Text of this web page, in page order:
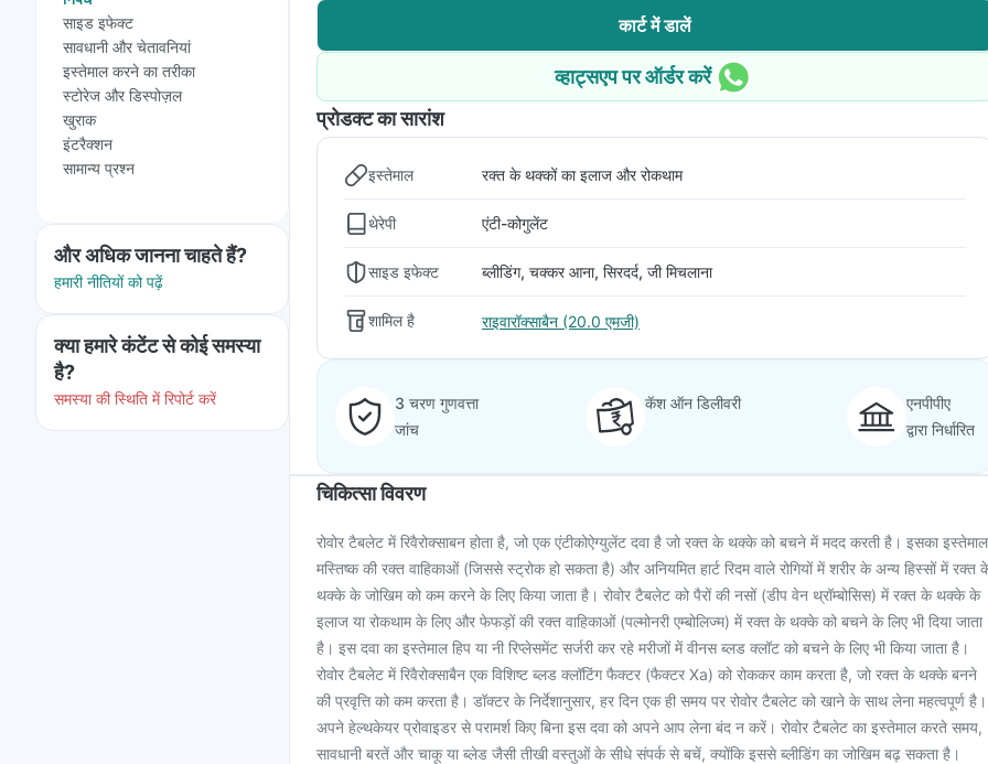
साइड इफेक्ट
सावधानी और चेतावनियां
इस्तेमाल करने का तरीका
स्टोरेज और डिस्पोज़ल
खुराक
इंटरैक्शन
सामान्य प्रश्न
और अधिक जानना चाहते हैं?
हमारी नीतियों को पढ़ें
क्या हमारे कंटेंट से कोई समस्या
है?
समस्या की स्थिति में रिपोर्ट करें
कार्ट में डालें
व्हाट्सएप पर ऑर्डर करें
प्रोडक्ट का सारांश
इस्तेमाल रक्त के थक्कों का इलाज और रोकथाम
थेरेपी एंटी-कोगुलेंट
साइड इफेक्ट ब्लीडिंग, चक्कर आना, सिरदर्द, जी मिचलाना
शामिल है राइवारॉक्साबैन (20.0 एमजी)
3 चरण गुणवत्ता
जांच
कॅश ऑन डिलीवरी
एनपीपीए
द्वारा निर्धारित
चिकित्सा विवरण
रोवोर टैबलेट में रिवैरोक्साबन होता है, जो एक एंटीकोऐग्युलेंट दवा है जो रक्त के थक्के को बचने में मदद करती है। इसका इस्तेमाल
मस्तिष्क की रक्त वाहिकाओं (जिससे स्ट्रोक हो सकता है) और अनियमित हार्ट रिदम वाले रोगियों में शरीर के अन्य हिस्सों में रक्त
थक्के के जोखिम को कम करने के लिए किया जाता है। रोवोर टैबलेट को पैरों की नसों (डीप वेन थ्रॉम्बोसिस) में रक्त के थक्के के
इलाज या रोकथाम के लिए और फेफड़ों की रक्त वाहिकाओं (पल्मोनरी एम्बोलिज्म) में रक्त के थक्के को बचने के लिए भी दिया जाता
है। इस दवा का इस्तेमाल हिप या नी रिप्लेसमेंट सर्जरी कर रहे मरीजों में वीनस ब्लड क्लॉट को बचने के लिए भी किया जाता है।
रोवोर टैबलेट में रिवैरोक्साबैन एक विशिष्ट ब्लड क्लॉटिंग फैक्टर (फैक्टर Xa) को रोककर काम करता है, जो रक्त के थक्के बनने
की प्रवृत्ति को कम करता है। डॉक्टर के निर्देशानुसार, हर दिन एक ही समय पर रोवोर टैबलेट को खाने के साथ लेना महत्वपूर्ण है।
अपने हेल्थकेयर प्रोवाइडर से परामर्श किए बिना इस दवा को अपने आप लेना बंद न करें। रोवोर टैबलेट का इस्तेमाल करते समय,
सावधानी बरतें और चाकू या ब्लेड जैसी तीखी वस्तुओं के सीधे संपर्क से बचें, क्योंकि इससे ब्लीडिंग का जोखिम बढ़ सकता है।